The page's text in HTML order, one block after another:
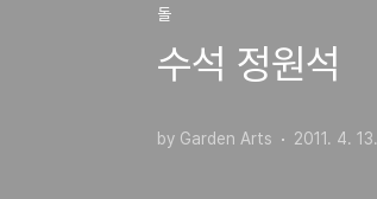
돌
수석 정원석
by Garden Arts 2011. 4. 13.